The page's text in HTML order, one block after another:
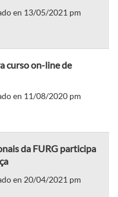
en 13/05/2021 pm
curso on-line de
en 11/08/2020 pm
da FURG participa
en 20/04/2021 pm